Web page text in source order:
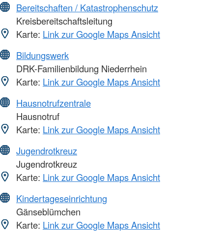
Bereitschaften / Katastrophenschutz
Kreisbereitschaftsleitung
Karte: Link zur Google Maps Ansicht
Bildungswerk
DRK-Familienbildung Niederrhein
Karte: Link zur Google Maps Ansicht
Hausnotrufzentrale
Hausnotruf
Karte: Link zur Google Maps Ansicht
Jugendrotkreuz
Jugendrotkreuz
Karte: Link zur Google Maps Ansicht
Kindertageseinrichtung
Gänseblümchen
Karte: Link zur Google Maps Ansicht